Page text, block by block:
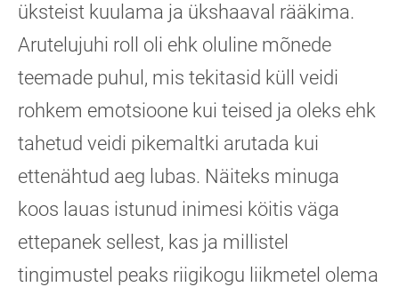
üksteist kuulama ja ükshaaval rääkima.
Arutelujuhi roll oli ehk oluline mõnede
teemade puhul, mis tekitasid küll veidi
rohkem emotsioone kui teised ja oleks ehk
tahetud veidi pikemaltki arutada kui
ettenähtud aeg lubas. Näiteks minuga
koos lauas istunud inimesi köitis väga
ettepanek sellest, kas ja millistel
tingimustel peaks riigikogu liikmetel olema